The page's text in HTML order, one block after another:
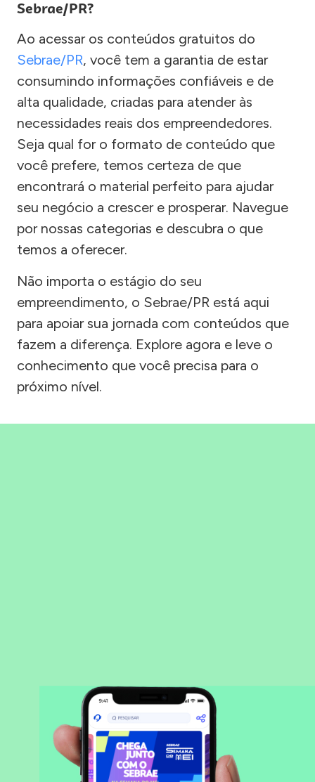
Sebrae/PR?
Ao acessar os conteúdos gratuitos do
Sebrae/PR, você tem a garantia de estar
consumindo informações confiáveis e de
alta qualidade, criadas para atender às
necessidades reais dos empreendedores.
Seja qual for o formato de conteúdo que
você prefere, temos certeza de que
encontrará o material perfeito para ajudar
seu negócio a crescer e prosperar. Navegue
por nossas categorias e descubra o que
temos a oferecer.
Não importa o estágio do seu
empreendimento, o Sebrae/PR está aqui
para apoiar sua jornada com conteúdos que
fazem a diferença. Explore agora e leve o
conhecimento que você precisa para o
próximo nível.